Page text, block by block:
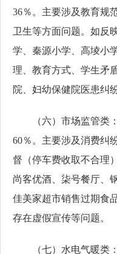
36％。主要涉及‌教育规
卫生等方面问题。如反
学、秦源小学、高堎小
理、教育方式、学生矛
院、妇幼保健院医患纠
（六）市场监管类
60％。主要涉及‌消费纠
督（停车费收取不合理
尚客优酒、柒号餐厅、
佳美家超市销售过期食
存在虚假宣传等问题。
（七）水电气暖类